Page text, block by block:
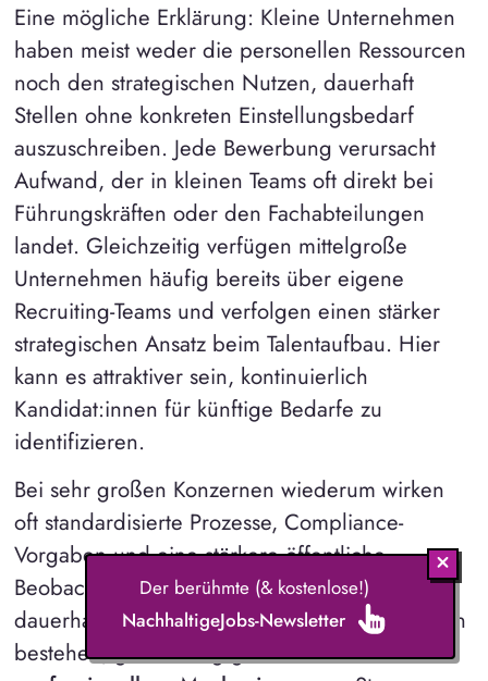
Eine mögliche Erklärung: Kleine Unternehmen
haben meist weder die personellen Ressourcen
noch den strategischen Nutzen, dauerhaft
Stellen ohne konkreten Einstellungsbedarf
auszuschreiben. Jede Bewerbung verursacht
Aufwand, der in kleinen Teams oft direkt bei
Führungskräften oder den Fachabteilungen
landet. Gleichzeitig verfügen mittelgroße
Unternehmen häufig bereits über eigene
Recruiting-Teams und verfolgen einen stärker
strategischen Ansatz beim Talentaufbau. Hier
kann es attraktiver sein, kontinuierlich
Kandidat:innen für künftige Bedarfe zu
identifizieren.
Bei sehr großen Konzernen wiederum wirken
oft standardisierte Prozesse, Compliance-
Vorgaben und eine stärkere öffentliche
Beobachtung. Dadurch können Anreize für
dauerhaft aktive Stellenanzeigen zwar weiterhin
bestehen, gleichzeitig gibt es aber meist
Der berühmte (& kostenlose!)
NachhaltigeJobs-Newsletter